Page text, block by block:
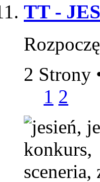
TT -
2 Strony
1 2